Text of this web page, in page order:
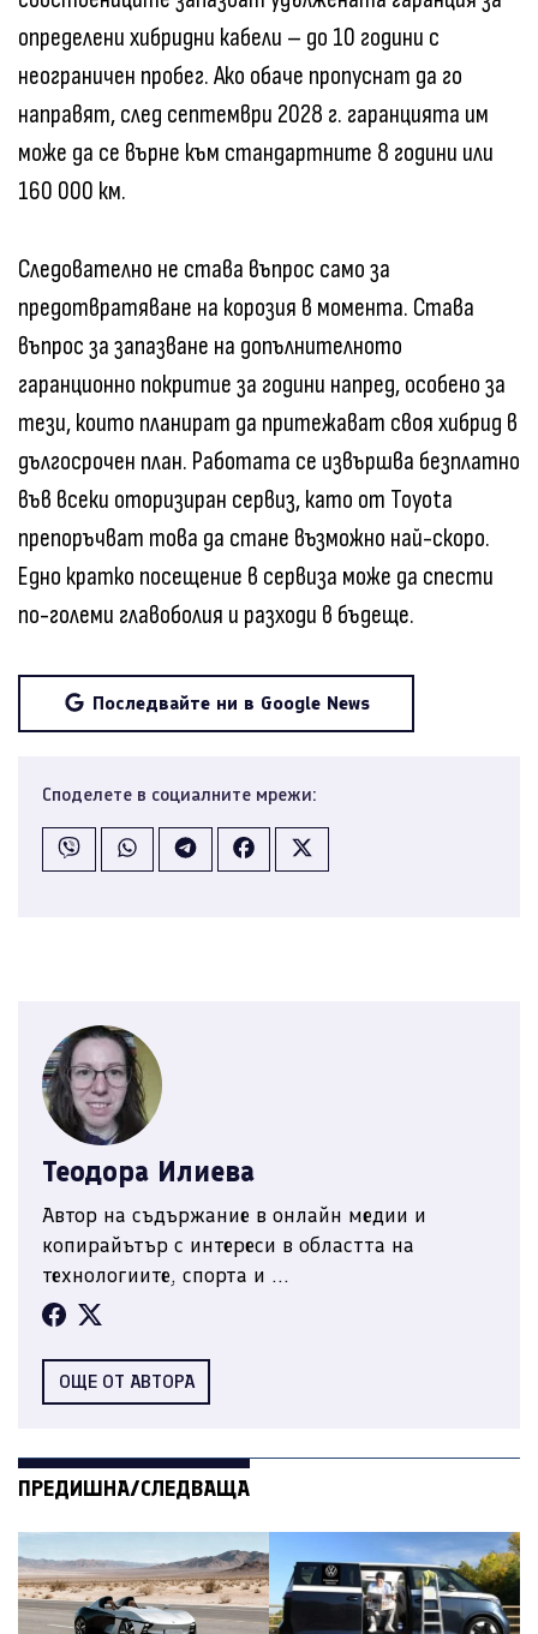
определени хибридни кабели – до 10 години с
неограничен пробег. Ако обаче пропуснат да го
направят, след септември 2028 г. гаранцията им
може да се върне към стандартните 8 години или
160 000 км.
Следователно не става въпрос само за
предотвратяване на корозия в момента. Става
въпрос за запазване на допълнителното
гаранционно покритие за години напред, особено за
тези, които планират да притежават своя хибрид в
дългосрочен план. Работата се извършва безплатно
във всеки оторизиран сервиз, като от Toyota
препоръчват това да стане възможно най-скоро.
Едно кратко посещение в сервиза може да спести
по-големи главоболия и разходи в бъдеще.
Последвайте ни в Google News
Споделете в социалните мрежи:
Теодора Илиева
Автор на съдържание в онлайн медии и
копирайътър с интереси в областта на
технологиите, спорта и ...
ОЩЕ ОТ АВТОРА
ПРЕДИШНА/СЛЕДВАЩА